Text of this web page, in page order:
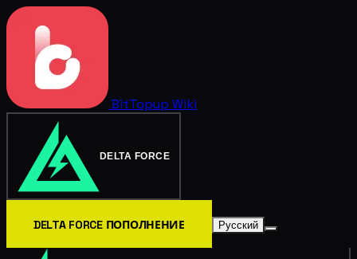
BitTopup Wiki
DELTA FORCE
DELTA FORCE ПОПОЛНЕНИЕ Русский